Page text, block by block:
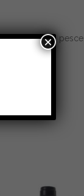
o piatti di pesce.
×